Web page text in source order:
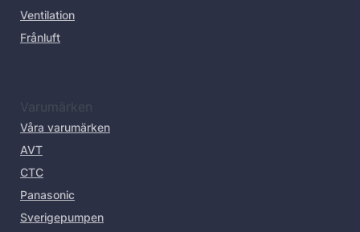
Ventilation
Frånluft
Varumärken
Våra varumärken
AVT
CTC
Panasonic
Sverigepumpen